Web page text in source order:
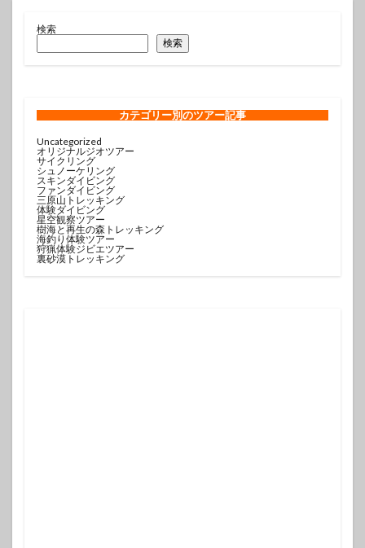
検索
検索
カテゴリー別のツアー記事
Uncategorized
オリジナルジオツアー
サイクリング
シュノーケリング
スキンダイビング
ファンダイビング
三原山トレッキング
体験ダイビング
星空観察ツアー
樹海と再生の森トレッキング
海釣り体験ツアー
狩猟体験ジビエツアー
裏砂漠トレッキング